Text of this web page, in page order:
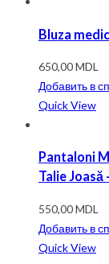
Bluza
650,00MDL
Добавить в
Quick View
Pantaloni
Talie Joasă
550,00MDL
Добавить в
Quick View